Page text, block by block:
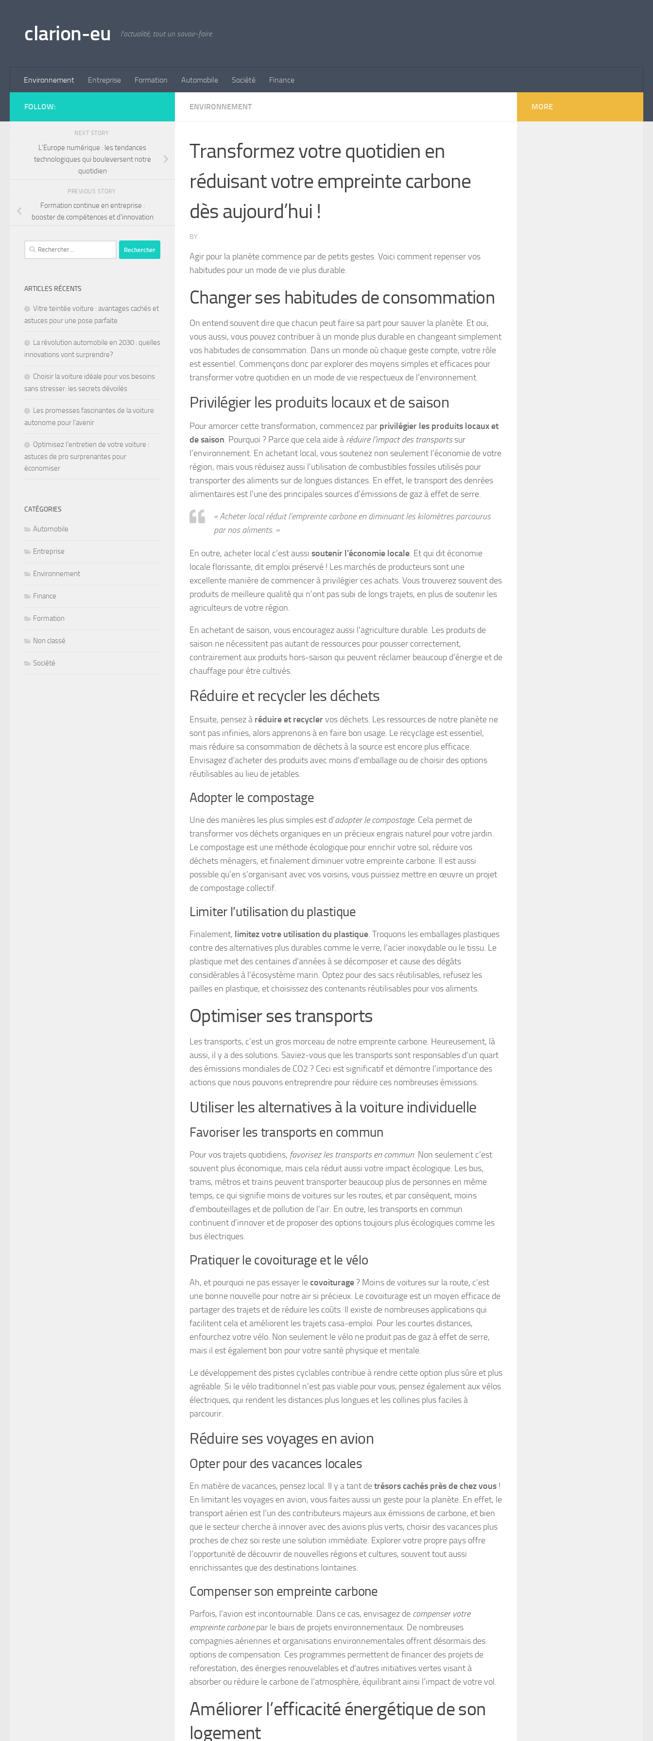
clarion-eu l'actualité, tout un savoir-faire.
Environnement Entreprise Formation Automobile Société Finance
ENVIRONNEMENT
Transformez votre quotidien en
réduisant votre empreinte carbone
dès aujourd’hui !
BY ·
Agir pour la planète commence par de petits gestes. Voici comment repenser vos
habitudes pour un mode de vie plus durable.
Changer ses habitudes de consommation
On entend souvent dire que chacun peut faire sa part pour sauver la planète. Et oui,
vous aussi, vous pouvez contribuer à un monde plus durable en changeant simplement
vos habitudes de consommation. Dans un monde où chaque geste compte, votre rôle
est essentiel. Commençons donc par explorer des moyens simples et efficaces pour
transformer votre quotidien en un mode de vie respectueux de l’environnement.
Privilégier les produits locaux et de saison
Pour amorcer cette transformation, commencez par privilégier les produits locaux et
de saison. Pourquoi ? Parce que cela aide à réduire l’impact des transportssur
l’environnement. En achetant local, vous soutenez non seulement l’économie de votre
région, mais vous réduisez aussi l’utilisation de combustibles fossiles utilisés pour
transporter des aliments sur de longues distances. En effet, le transport des denrées
alimentaires est l’une des principales sources d’émissions de gaz à effet de serre.
« Acheter local réduit l’empreinte carbone en diminuant les kilomètres parcourus
par nos aliments. »
En outre, acheter local c’est aussi soutenir l’économie locale. Et qui dit économie
locale florissante, dit emploi préservé ! Les marchés de producteurs sont une
excellente manière de commencer à privilégier ces achats. Vous trouverez souvent des
produits de meilleure qualité qui n’ont pas subi de longs trajets, en plus de soutenir les
agriculteurs de votre région.
En achetant de saison, vous encouragez aussi l’agriculture durable. Les produits de
saison ne nécessitent pas autant de ressources pour pousser correctement,
contrairement aux produits hors-saison qui peuvent réclamer beaucoup d’énergie et de
chauffage pour être cultivés.
Réduire et recycler les déchets
Ensuite, pensez à réduire et recyclervos déchets. Les ressources de notre planète ne
sont pas infinies, alors apprenons à en faire bon usage. Le recyclage est essentiel,
mais réduire sa consommation de déchets à la source est encore plus efficace.
Envisagez d’acheter des produits avec moins d’emballage ou de choisir des options
réutilisables au lieu de jetables.
Adopter le compostage
Une des manières les plus simples est d’adopter le compostage. Cela permet de
transformer vos déchets organiques en un précieux engrais naturel pour votre jardin.
Le compostage est une méthode écologique pour enrichir votre sol, réduire vos
déchets ménagers, et finalement diminuer votre empreinte carbone. Il est aussi
possible qu’en s’organisant avec vos voisins, vous puissiez mettre en œuvre un projet
de compostage collectif.
Limiter l’utilisation du plastique
Finalement, limitez votre utilisation du plastique. Troquons les emballages plastiques
contre des alternatives plus durables comme le verre, l’acier inoxydable ou le tissu. Le
plastique met des centaines d’années à se décomposer et cause des dégâts
considérables à l’écosystème marin. Optez pour des sacs réutilisables, refusez les
pailles en plastique, et choisissez des contenants réutilisables pour vos aliments.
Optimiser ses transports
Les transports, c’est un gros morceau de notre empreinte carbone. Heureusement, là
aussi, il y a des solutions. Saviez-vous que les transports sont responsables d’un quart
des émissions mondiales de CO2 ? Ceci est significatif et démontre l’importance des
actions que nous pouvons entreprendre pour réduire ces nombreuses émissions.
Utiliser les alternatives à la voiture individuelle
Favoriser les transports en commun
Pour vos trajets quotidiens, favorisez les transports en commun. Non seulement c’est
souvent plus économique, mais cela réduit aussi votre impact écologique. Les bus,
trams, métros et trains peuvent transporter beaucoup plus de personnes en même
temps, ce qui signifie moins de voitures sur les routes, et par conséquent, moins
d’embouteillages et de pollution de l’air. En outre, les transports en commun
continuent d’innover et de proposer des options toujours plus écologiques comme les
bus électriques.
Pratiquer le covoiturage et le vélo
Ah, et pourquoi ne pas essayer lecovoiturage? Moins de voitures sur la route, c’est
une bonne nouvelle pour notre air si précieux. Le covoiturage est un moyen efficace de
partager des trajets et de réduire les coûts. Il existe de nombreuses applications qui
facilitent cela et améliorent les trajets casa-emploi. Pour les courtes distances,
enfourchez votre vélo. Non seulement le vélo ne produit pas de gaz à effet de serre,
mais il est également bon pour votre santé physique et mentale.
Le développement des pistes cyclables contribue à rendre cette option plus sûre et plus
agréable. Si le vélo traditionnel n’est pas viable pour vous, pensez également aux vélos
électriques, qui rendent les distances plus longues et les collines plus faciles à
parcourir.
Réduire ses voyages en avion
Opter pour des vacances locales
En matière de vacances, pensez local. Il y a tant detrésors cachés près de chez vous !
En limitant les voyages en avion, vous faites aussi un geste pour la planète. En effet, le
transport aérien est l’un des contributeurs majeurs aux émissions de carbone, et bien
que le secteur cherche à innover avec des avions plus verts, choisir des vacances plus
proches de chez soi reste une solution immédiate. Explorer votre propre pays offre
l’opportunité de découvrir de nouvelles régions et cultures, souvent tout aussi
enrichissantes que des destinations lointaines.
Compenser son empreinte carbone
Parfois, l’avion est incontournable. Dans ce cas, envisagez de compenser votre
empreinte carbonepar le biais de projets environnementaux. De nombreuses
compagnies aériennes et organisations environnementales offrent désormais des
options de compensation. Ces programmes permettent de financer des projets de
reforestation, des énergies renouvelables et d’autres initiatives vertes visant à
absorber ou réduire le carbone de l’atmosphère, équilibrant ainsi l’impact de votre vol.
Améliorer l’efficacité énergétique de son
logement
FOLLOW:
NEXT STORY
L’Europe numérique : les tendances
technologiques qui bouleversent notre
quotidien
PREVIOUS STORY
Formation continue en entreprise :
booster de compétences et d’innovation
ARTICLES RÉCENTS
Vitre teintée voiture : avantages cachés et
astuces pour une pose parfaite
La révolution automobile en 2030 : quelles
innovations vont surprendre?
Choisir la voiture idéale pour vos besoins
sans stresser: les secrets dévoilés
Les promesses fascinantes de la voiture
autonome pour l’avenir
Optimisez l’entretien de votre voiture :
astuces de pro surprenantes pour
économiser
CATÉGORIES
Automobile
Entreprise
Environnement
Finance
Formation
Non classé
Société
MORE